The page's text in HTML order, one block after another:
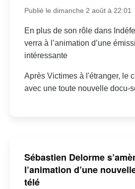
Publié le dimanche 2 août à 22:01
En plus de son rôle dans
verra à l’animation d’une
intéressante
Après Victimes à l'étranger, le
avec une toute nouvelle docu-
Sébastien Delorme
l’animation d’une
télé